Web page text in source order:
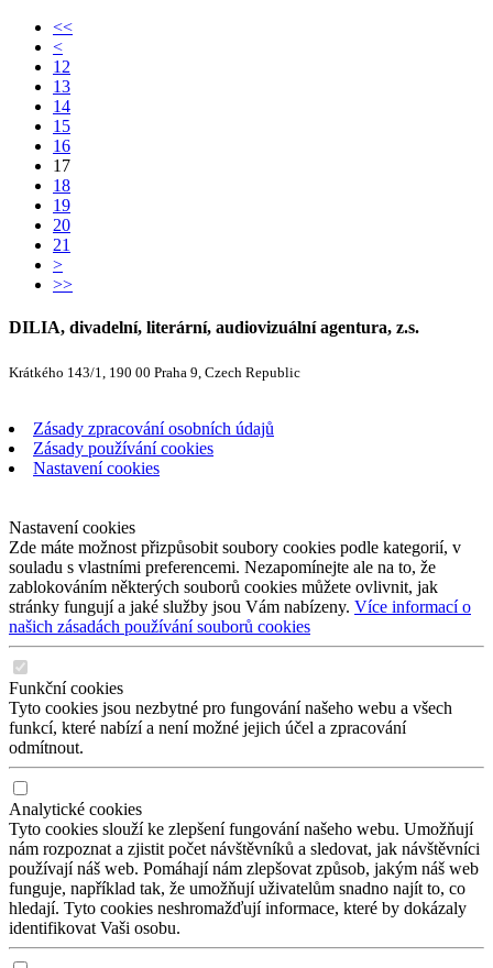
<<
<
12
13
14
15
16
17
18
19
20
21
>
>>
DILIA, divadelní, literární, audiovizuální agentura, z.s.
Krátkého 143/1, 190 00 Praha 9, Czech Republic
Zásady zpracování osobních údajů
Zásady používání cookies
Nastavení cookies
Nastavení cookies
Zde máte možnost přizpůsobit soubory cookies podle kategorií, v
souladu s vlastními preferencemi. Nezapomínejte ale na to, že
zablokováním některých souborů cookies můžete ovlivnit, jak
stránky fungují a jaké služby jsou Vám nabízeny. Více informací o
našich zásadách používání souborů cookies
Funkční cookies
Tyto cookies jsou nezbytné pro fungování našeho webu a všech
funkcí, které nabízí a není možné jejich účel a zpracování
odmítnout.
Analytické cookies
Tyto cookies slouží ke zlepšení fungování našeho webu. Umožňují
nám rozpoznat a zjistit počet návštěvníků a sledovat, jak návštěvníci
používají náš web. Pomáhají nám zlepšovat způsob, jakým náš web
funguje, například tak, že umožňují uživatelům snadno najít to, co
hledají. Tyto cookies neshromažďují informace, které by dokázaly
identifikovat Vaši osobu.